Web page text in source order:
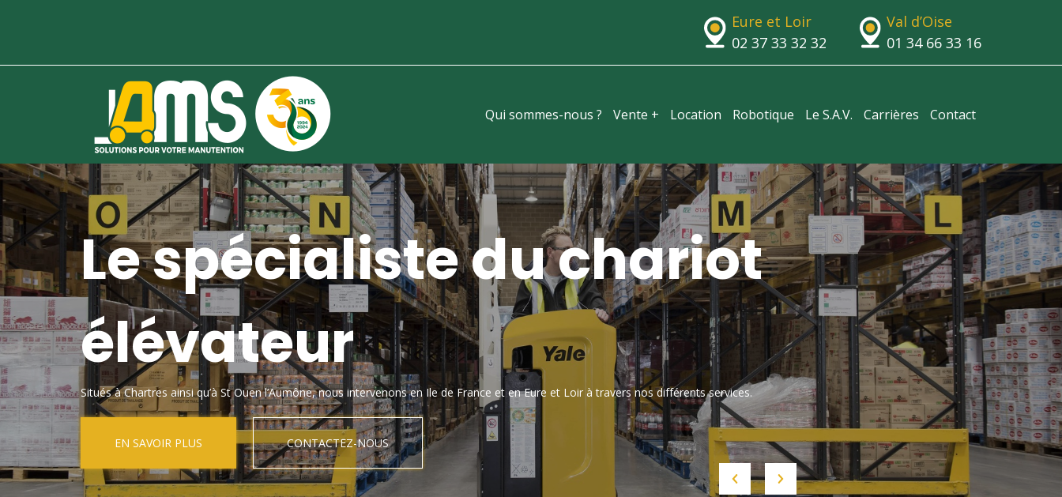
Eure et Loir
02 37 33 32 32
Val d’Oise
01 34 66 33 16
Qui sommes-nous ? Vente + Location Robotique Le S.A.V. Carrières Contact
Le spécialiste du chariot
élévateur
Situés à Chartres ainsi qu’à St Ouen l’Aumône, nous intervenons en Ile de France et en Eure et Loir à travers nos différents services.
EN SAVOIR PLUS CONTACTEZ-NOUS